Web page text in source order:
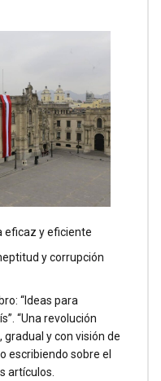
eficaz y eficiente
y corrupción
“Ideas para
“Una revolución
gradual y con visión de
escribiendo sobre el
artículos.